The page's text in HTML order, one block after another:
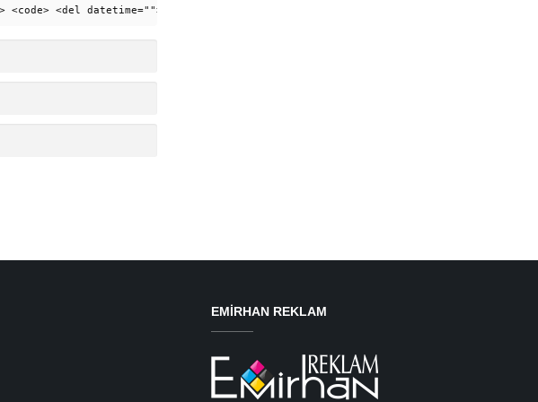
<del datetime=""> <em> <i> <q cite=""> <strike> <strong>
EMIRHAN REKLAM